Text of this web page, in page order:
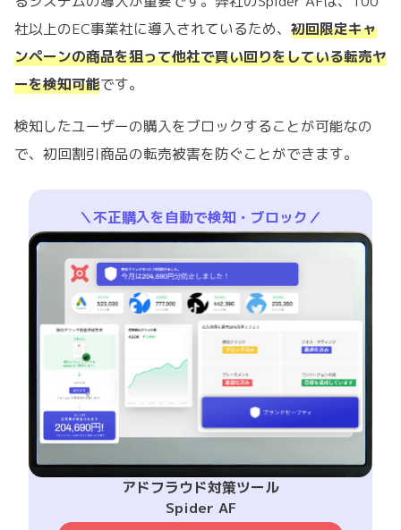
社以上のEC事業社に導入されているため、 初回限定キャ
ンペーンの商品を狙って他社で買い回りをしている転売ヤ
ーを検知可能です。
検知したユーザーの購入をブロックすることが可能なの
で、初回割引商品の転売被害を防ぐことができます。
＼不正購入を自動で検知・ブロック／
アドフラウド対策ツール
Spider AF